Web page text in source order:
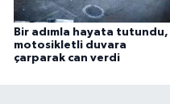
Bir adımla hayata tutundu,
motosikletli duvara
çarparak can verdi